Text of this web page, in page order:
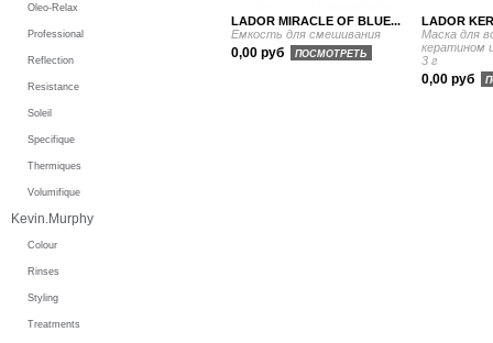
LADOR MIRACLE OF BLUE...
Емкость для смешивания
0,00 руб ПОСМОТРЕТЬ
LADOR
Маска для
кератином
3 г
0,00 руб
Oleo-Relax
Professional
Reflection
Resistance
Soleil
Specifique
Thermiques
Volumifique
Kevin.Murphy
Colour
Rinses
Styling
Treatments